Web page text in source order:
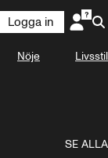
Logga in
Nöje Livsstil
SE ALLA